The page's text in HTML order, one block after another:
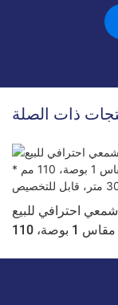
ذات الصلة
احترافي للبيع
بالجملة مقاس 1 بوصة، 110